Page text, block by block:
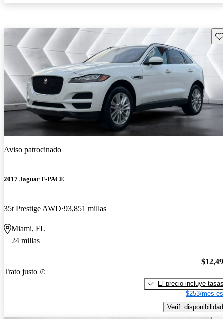
Aviso patrocinado
2017 Jaguar F-PACE
35t Prestige AWD 93,851 millas
Miami, FL
24 millas
Trato justo
El precio incluye tasas
$253/mes
Verif. disponibilidad